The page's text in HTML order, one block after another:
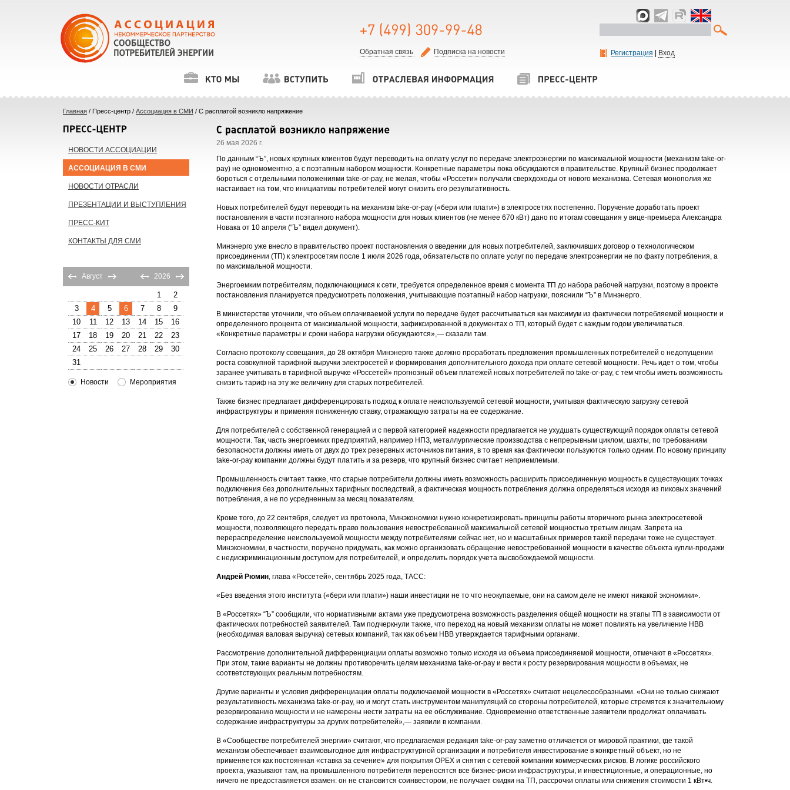
Обратная связь Подписка на новости Регистрация Вход
Главная / Пресс-центр / Ассоциация в СМИ / С расплатой возникло напряжение
26 мая 2026 г.
По данным “Ъ”, новых крупных клиентов будут переводить на оплату услуг по передаче электроэнергии по максимальной мощности (механизм take-or-
pay) не одномоментно, а с поэтапным набором мощности. Конкретные параметры пока обсуждаются в правительстве. Крупный бизнес продолжает
бороться с отдельными положениями take-or-pay, не желая, чтобы «Россети» получали сверхдоходы от нового механизма. Сетевая монополия же
настаивает на том, что инициативы потребителей могут снизить его результативность.
Новых потребителей будут переводить на механизм take-or-pay («бери или плати») в электросетях постепенно. Поручение доработать проект
постановления в части поэтапного набора мощности для новых клиентов (не менее 670 кВт) дано по итогам совещания у вице-премьера Александра
Новака от 10 апреля (“Ъ” видел документ).
Минэнерго уже внесло в правительство проект постановления о введении для новых потребителей, заключивших договор о технологическом
присоединении (ТП) к электросетям после 1 июля 2026 года, обязательств по оплате услуг по передаче электроэнергии не по факту потребления, а
по максимальной мощности.
Энергоемким потребителям, подключающимся к сети, требуется определенное время с момента ТП до набора рабочей нагрузки, поэтому в проекте
постановления планируется предусмотреть положения, учитывающие поэтапный набор нагрузки, пояснили “Ъ” в Минэнерго.
В министерстве уточнили, что объем оплачиваемой услуги по передаче будет рассчитываться как максимум из фактически потребляемой мощности и
определенного процента от максимальной мощности, зафиксированной в документах о ТП, который будет с каждым годом увеличиваться.
«Конкретные параметры и сроки набора нагрузки обсуждаются»,— сказали там.
Согласно протоколу совещания, до 28 октября Минэнерго также должно проработать предложения промышленных потребителей о недопущении
роста совокупной тарифной выручки электросетей и формирования дополнительного дохода при оплате сетевой мощности. Речь идет о том, чтобы
заранее учитывать в тарифной выручке «Россетей» прогнозный объем платежей новых потребителей по take-or-pay, с тем чтобы иметь возможность
снизить тариф на эту же величину для старых потребителей.
Также бизнес предлагает дифференцировать подход к оплате неиспользуемой сетевой мощности, учитывая фактическую загрузку сетевой
инфраструктуры и применяя пониженную ставку, отражающую затраты на ее содержание.
Для потребителей с собственной генерацией и с первой категорией надежности предлагается не ухудшать существующий порядок оплаты сетевой
мощности. Так, часть энергоемких предприятий, например НПЗ, металлургические производства с непрерывным циклом, шахты, по требованиям
безопасности должны иметь от двух до трех резервных источников питания, в то время как фактически пользуются только одним. По новому принципу
take-or-pay компании должны будут платить и за резерв, что крупный бизнес считает неприемлемым.
Промышленность считает также, что старые потребители должны иметь возможность расширить присоединенную мощность в существующих точках
подключения без дополнительных тарифных последствий, а фактическая мощность потребления должна определяться исходя из пиковых значений
потребления, а не по усредненным за месяц показателям.
Кроме того, до 22 сентября, следует из протокола, Минэкономики нужно конкретизировать принципы работы вторичного рынка электросетевой
мощности, позволяющего передать право пользования невостребованной максимальной сетевой мощностью третьим лицам. Запрета на
перераспределение неиспользуемой мощности между потребителями сейчас нет, но и масштабных примеров такой передачи тоже не существует.
Минэкономики, в частности, поручено придумать, как можно организовать обращение невостребованной мощности в качестве объекта купли-продажи
с недискриминационным доступом для потребителей, и определить порядок учета высвобождаемой мощности.
Андрей Рюмин, глава «Россетей», сентябрь 2025 года, ТАСС:
«Без введения этого института («бери или плати») наши инвестиции не то что неокупаемые, они на самом деле не имеют никакой экономики».
В «Россетях» “Ъ” сообщили, что нормативными актами уже предусмотрена возможность разделения общей мощности на этапы ТП в зависимости от
фактических потребностей заявителей. Там подчеркнули также, что переход на новый механизм оплаты не может повлиять на увеличение НВВ
(необходимая валовая выручка) сетевых компаний, так как объем НВВ утверждается тарифными органами.
Рассмотрение дополнительной дифференциации оплаты возможно только исходя из объема присоединяемой мощности, отмечают в «Россетях».
При этом, такие варианты не должны противоречить целям механизма take-or-pay и вести к росту резервирования мощности в объемах, не
соответствующих реальным потребностям.
Другие варианты и условия дифференциации оплаты подключаемой мощности в «Россетях» считают нецелесообразными. «Они не только снижают
результативность механизма take-or-pay, но и могут стать инструментом манипуляций со стороны потребителей, которые стремятся к значительному
резервированию мощности и не намерены нести затраты на ее обслуживание. Одновременно ответственные заявители продолжат оплачивать
содержание инфраструктуры за других потребителей»,— заявили в компании.
В «Сообществе потребителей энергии» считают, что предлагаемая редакция take-or-pay заметно отличается от мировой практики, где такой
механизм обеспечивает взаимовыгодное для инфраструктурной организации и потребителя инвестирование в конкретный объект, но не
применяется как постоянная «ставка за сечение» для покрытия OPEX и снятия с сетевой компании коммерческих рисков. В логике российского
проекта, указывают там, на промышленного потребителя переносятся все бизнес-риски инфраструктуры, и инвестиционные, и операционные, но
ничего не предоставляется взамен: он не становится соинвестором, не получает скидки на ТП, рассрочки оплаты или снижения стоимости 1 кВт•ч.
НОВОСТИ АССОЦИАЦИИ
АССОЦИАЦИЯ В СМИ
НОВОСТИ ОТРАСЛИ
ПРЕЗЕНТАЦИИ И ВЫСТУПЛЕНИЯ
ПРЕСС-КИТ
КОНТАКТЫ ДЛЯ СМИ
Август 2026
1
2
3
4 5 6 7 8
9
10
11 12 13 14 15
16
17
18 19 20 21 22
23
24
25 26 27 28 29
30
31
Новости Мероприятия